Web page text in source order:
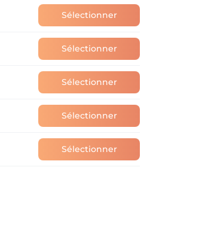
Sélectionner
Sélectionner
Sélectionner
Sélectionner
Sélectionner